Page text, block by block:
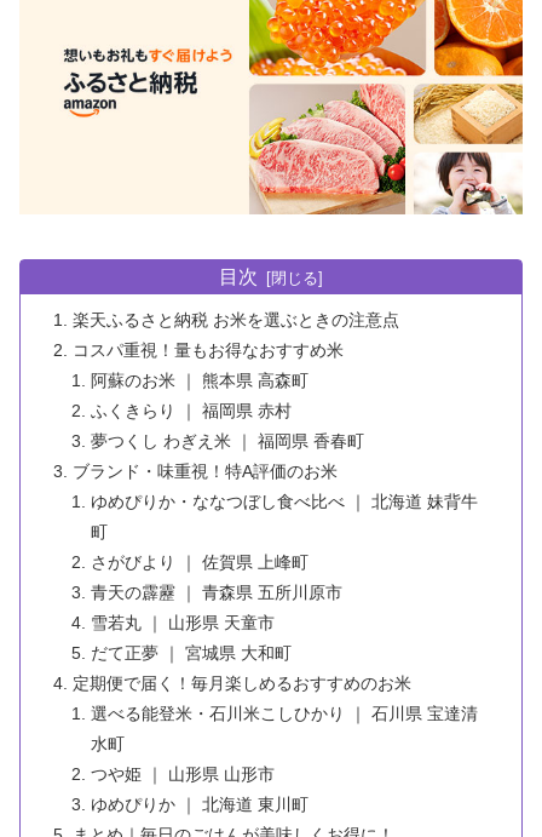
目次
楽天ふるさと納税 お米を選ぶときの注意点
コスパ重視！量もお得なおすすめ米
阿蘇のお米 ｜ 熊本県 高森町
ふくきらり ｜ 福岡県 赤村
夢つくし わぎえ米 ｜ 福岡県 香春町
ブランド・味重視！特A評価のお米
ゆめぴりか・ななつぼし食べ比べ ｜ 北海道 妹背牛
町
さがびより ｜ 佐賀県 上峰町
青天の霹靂 ｜ 青森県 五所川原市
雪若丸 ｜ 山形県 天童市
だて正夢 ｜ 宮城県 大和町
定期便で届く！毎月楽しめるおすすめのお米
選べる能登米・石川米こしひかり ｜ 石川県 宝達清
水町
つや姫 ｜ 山形県 山形市
ゆめぴりか ｜ 北海道 東川町